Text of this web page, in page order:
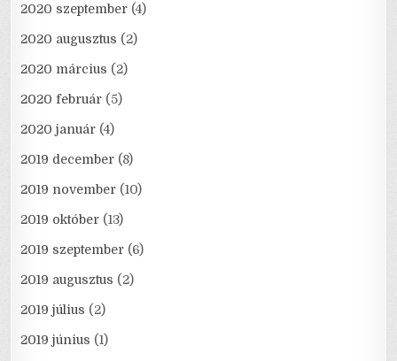
2020 szeptember (4)
2020 augusztus (2)
2020 március (2)
2020 február (5)
2020 január (4)
2019 december (8)
2019 november (10)
2019 október (13)
2019 szeptember (6)
2019 augusztus (2)
2019 július (2)
2019 június (1)